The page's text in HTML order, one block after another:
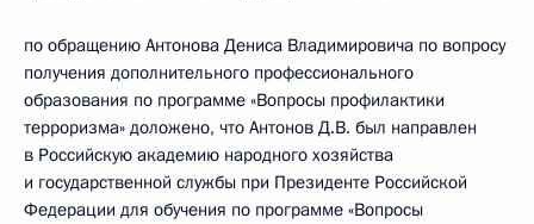
по обращению Антонова Дениса Владимировича по вопросу
получения дополнительного профессионального
образования по программе «Вопросы профилактики
терроризма» доложено, что Антонов Д.В. был направлен
в Российскую академию народного хозяйства
и государственной службы при Президенте Российской
Федерации для обучения по программе «Вопросы